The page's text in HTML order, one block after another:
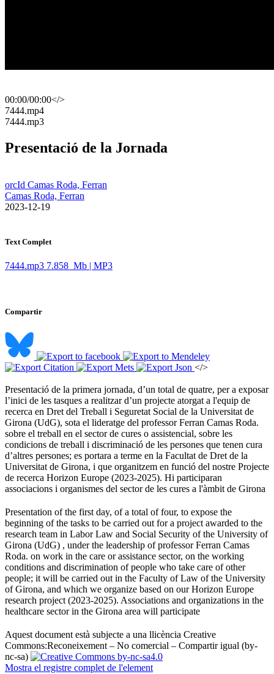
00:00/00:00</>
​7444.mp4
​7444.mp3
Presentació de la Jornada
orcId Camas Roda, Ferran
Camas Roda, Ferran
​ 2023-12-19
Text Complet
7444.mp3 7.858 Mb | MP3
Compartir
</>
Presentació de la primera jornada, d’un total de quatre, per a exposar
l’inici de les tasques a realitzar d’un projecte atorgat a l'equip de
recerca en Dret del Treball i Seguretat Social de la Universitat de
Girona (UdG), sota el lideratge del professor Ferran Camas Roda.
sobre el treball en el sector de cures o assistencial, sobre les
condicions de treball i discriminació de les persones que tenen cura
d’altres persones; es portara a terme en la Facultat de Dret de la
Universitat de Girona, i que organitzem en funció del nostre Projecte
de recerca Horizon Europe (2023-2025). Hi participaran
associacions i organismes del sector de les cures a l'àmbit de Girona ​
Presentation of the first day, of a total of four, to expose the
beginning of the tasks to be carried out for a project awarded to the
research team in Labor Law and Social Security of the University of
Girona (UdG) , under the leadership of professor Ferran Camas
Roda. on work in the care or assistance sector, on the working
conditions and discrimination of people who take care of other
people; it will be carried out in the Faculty of Law of the University
of Girona, and which we organize based on our Horizon Europe
research project (2023-2025). Associations and organizations in the
healthcare sector in the Girona area will participate ​
Aquest document està subjecte a una llicència Creative
Commons:Reconeixement – No comercial – Compartir igual (by-
nc-sa)
Mostra el registre complet de l'element